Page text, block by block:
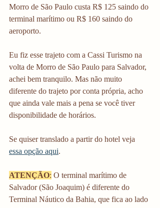
Morro de São Paulo custa R$ 125 saindo do
terminal marítimo ou R$ 160 saindo do
aeroporto.
Eu fiz esse trajeto com a Cassi Turismo na
volta de Morro de São Paulo para Salvador,
achei bem tranquilo. Mas não muito
diferente do trajeto por conta própria, acho
que ainda vale mais a pena se você tiver
disponibilidade de horários.
Se quiser translado a partir do hotel veja
essa opção aqui.
ATENÇÃO: O terminal marítimo de
Salvador (São Joaquim) é diferente do
Terminal Náutico da Bahia, que fica ao lado